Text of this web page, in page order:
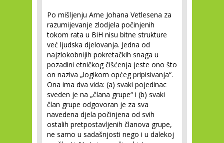
Po mišljenju Arne Johana Vetlesena za
razumijevanje zlodjela počinjenih
tokom rata u BiH nisu bitne strukture
već ljudska djelovanja. Jedna od
najzlokobnijih pokretačkih snaga u
pozadini etničkog čišćenja jeste ono što
on naziva „logikom općeg pripisivanja“.
Ona ima dva vida: (a) svaki pojedinac
sveden je na „člana grupe“ i (b) svaki
član grupe odgovoran je za sva
navedena djela počinjena od svih
ostalih pretpostavljenih članova grupe,
ne samo u sadašnjosti nego i u dalekoj